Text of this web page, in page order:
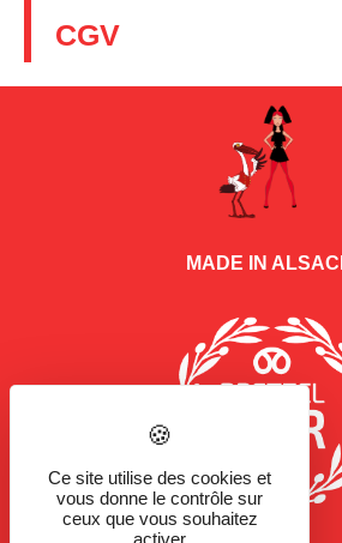
CGV
MADE IN
Ce site utilise des cookies et
vous donne le contrôle sur
ceux que vous souhaitez
activer